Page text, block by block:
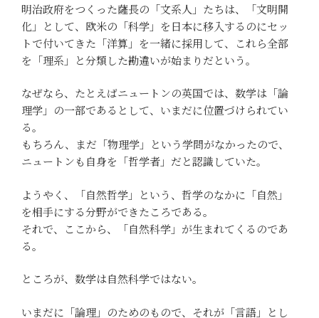
明治政府をつくった薩長の「文系人」たちは、「文明開
化」として、欧米の「科学」を日本に移入するのにセッ
トで付いてきた「洋算」を一緒に採用して、これら全部
を「理系」と分類した勘違いが始まりだという。
なぜなら、たとえばニュートンの英国では、数学は「論
理学」の一部であるとして、いまだに位置づけられてい
る。
もちろん、まだ「物理学」という学問がなかったので、
ニュートンも自身を「哲学者」だと認識していた。
ようやく、「自然哲学」という、哲学のなかに「自然」
を相手にする分野ができたころである。
それで、ここから、「自然科学」が生まれてくるのであ
る。
ところが、数学は自然科学ではない。
いまだに「論理」のためのもので、それが「言語」とし